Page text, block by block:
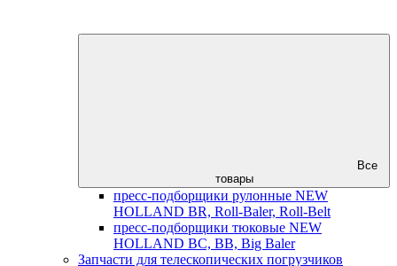
Все
товары
пресс-подборщики рулонные NEW
HOLLAND BR, Roll-Baler, Roll-Belt
пресс-подборщики тюковые NEW
HOLLAND BC, BB, Big Baler
Запчасти для телескопических погрузчиков